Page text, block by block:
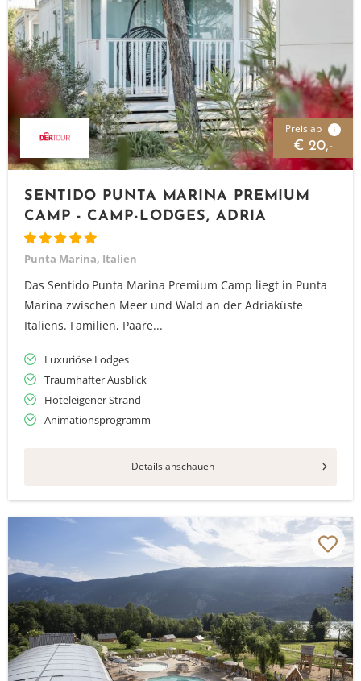
Preis ab i
€ 20,-
SENTIDO PUNTA MARINA PREMIUM
CAMP - CAMP-LODGES, ADRIA
Punta Marina, Italien
Das Sentido Punta Marina Premium Camp liegt in Punta
Marina zwischen Meer und Wald an der Adriaküste
Italiens. Familien, Paare...
Luxuriöse Lodges
Traumhafter Ausblick
Hoteleigener Strand
Animationsprogramm
Details anschauen